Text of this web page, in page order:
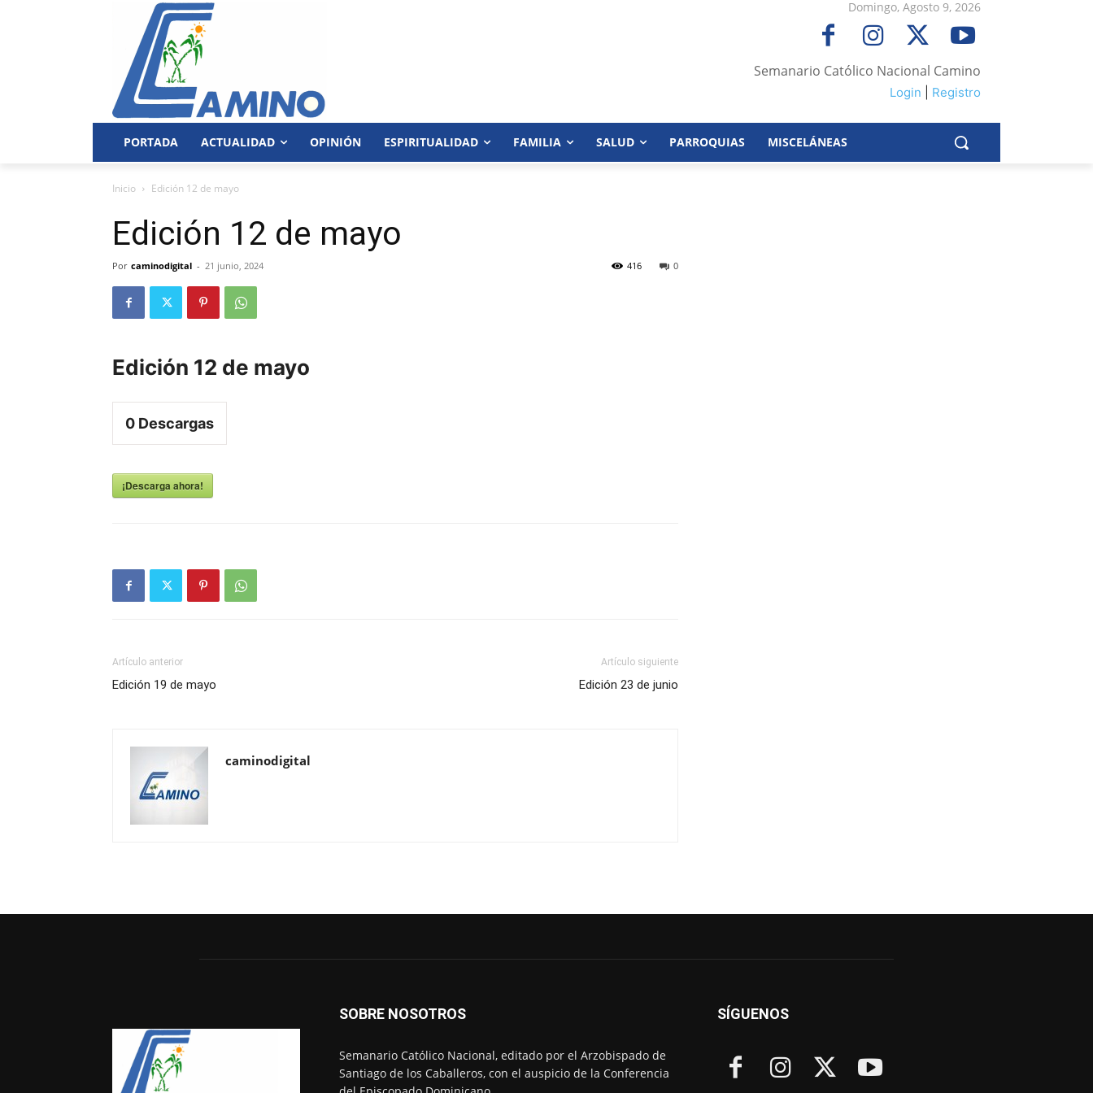
Domingo, Agosto 9, 2026
Semanario Católico Nacional Camino
Login Registro
PORTADA ACTUALIDAD OPINIÓN ESPIRITUALIDAD FAMILIA SALUD PARROQUIAS MISCELÁNEAS
Inicio Edición 12 de mayo
Edición 12 de mayo
Por caminodigital - 21 junio, 2024 0
416
Edición 12 de mayo
0 Descargas
¡Descarga ahora!
Artículo anterior
Edición 19 de mayo
Artículo siguiente
Edición 23 de junio
caminodigital
SOBRE NOSOTROS
Semanario Católico Nacional, editado por el Arzobispado de
Santiago de los Caballeros, con el auspicio de la Conferencia
SÍGUENOS